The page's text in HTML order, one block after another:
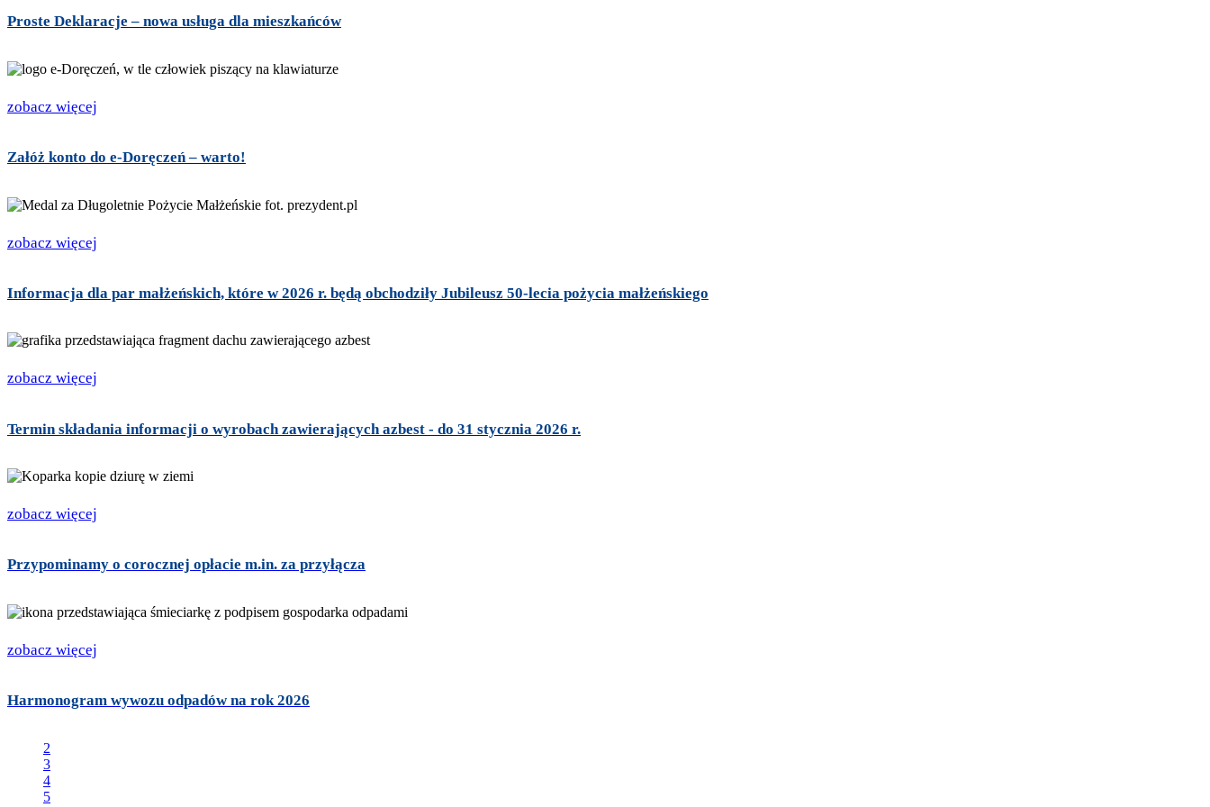
Proste Deklaracje – nowa usługa dla mieszkańców
zobacz więcej
Załóż konto do e-Doręczeń – warto!
zobacz więcej
Informacja dla par małżeńskich, które w 2026 r. będą obchodziły Jubileusz 50-lecia pożycia małżeńskiego
zobacz więcej
Termin składania informacji o wyrobach zawierających azbest - do 31 stycznia 2026 r.
zobacz więcej
Przypominamy o corocznej opłacie m.in. za przyłącza
zobacz więcej
Harmonogram wywozu odpadów na rok 2026
2
3
4
5